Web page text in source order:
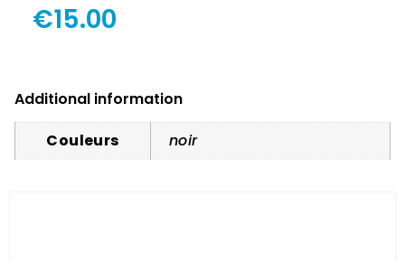
€15.00
Additional information
Couleurs
noir